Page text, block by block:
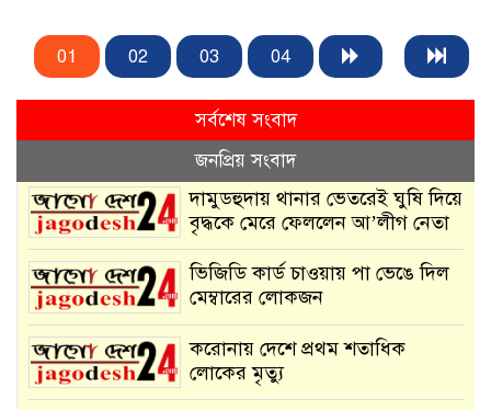
01 02 03 04
সর্বশেষ সংবাদ
জনপ্রিয় সংবাদ
দামুডহুদায় থানার ভেতরেই ঘুষি দিয়ে
বৃদ্ধকে মেরে ফেললেন আ’লীগ নেতা
ভিজিডি কার্ড চাওয়ায় পা ভেঙে দিল
মেম্বারের লোকজন
করোনায় দেশে প্রথম শতাধিক
লোকের মৃত্যু